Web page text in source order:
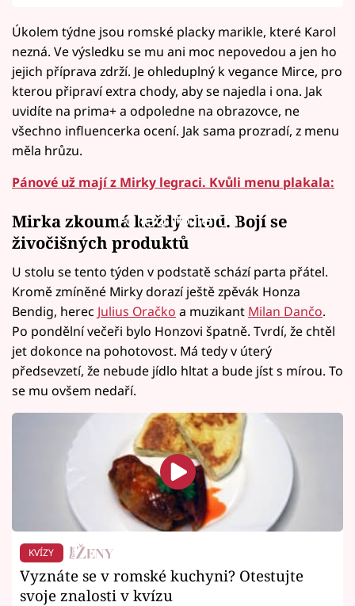
Úkolem týdne jsou romské placky marikle, které Karol
nezná. Ve výsledku se mu ani moc nepovedou a jen ho
jejich příprava zdrží. Je ohleduplný k vegance Mirce, pro
kterou připraví extra chody, aby se najedla i ona. Jak
uvidíte na prima+ a odpoledne na obrazovce, ne
všechno influencerka ocení. Jak sama prozradí, z menu
měla hrůzu.
Pánové už mají z Mirky legraci. Kvůli menu plakala:
Failed to fetch
Mirka zkoumá každý chod. Bojí se
živočišných produktů
U stolu se tento týden v podstatě schází parta přátel.
Kromě zmíněné Mirky dorazí ještě zpěvák Honza
Bendig, herec Julius Oračko a muzikant Milan Dančo.
Po pondělní večeři bylo Honzovi špatně. Tvrdí, že chtěl
jet dokonce na pohotovost. Má tedy v úterý
předsevzetí, že nebude jídlo hltat a bude jíst s mírou. To
se mu ovšem nedaří.
KVÍZY
Vyznáte se v romské kuchyni? Otestujte
svoje znalosti v kvízu